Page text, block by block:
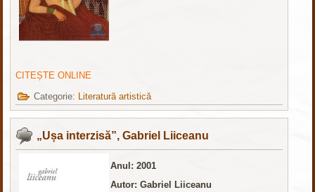
CITEȘTE ONLINE
Categorie:
Literatură artistică
„Ușa interzisă”, Gabriel Liiceanu
Anul: 2001
Autor: Gabriel Liiceanu